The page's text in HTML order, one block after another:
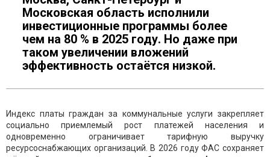
Московская область исполнили
инвестиционные программы более
чем на 80 % в 2025 году. Но даже при
таком увеличении вложений
эффективность остаётся низкой.
Индекс платы граждан за коммунальные услуги закрепляет
социально приемлемый рост платежей населения и
одновременно ограничивает тарифную выручку
ресурсоснабжающих организаций. В 2026 году ФАС сохраняет